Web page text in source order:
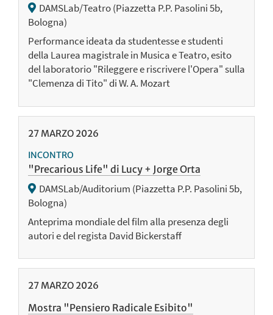
DAMSLab/Teatro (Piazzetta P.P. Pasolini 5b,
Bologna)
Performance ideata da studentesse e studenti
della Laurea magistrale in Musica e Teatro, esito
del laboratorio "Rileggere e riscrivere l'Opera" sulla
"Clemenza di Tito" di W. A. Mozart
27 MARZO 2026
INCONTRO
"Precarious Life" di Lucy + Jorge Orta
DAMSLab/Auditorium (Piazzetta P.P. Pasolini 5b,
Bologna)
Anteprima mondiale del film alla presenza degli
autori e del regista David Bickerstaff
27 MARZO 2026
Mostra "Pensiero Radicale Esibito"